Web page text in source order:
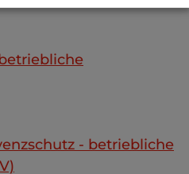
- betriebliche